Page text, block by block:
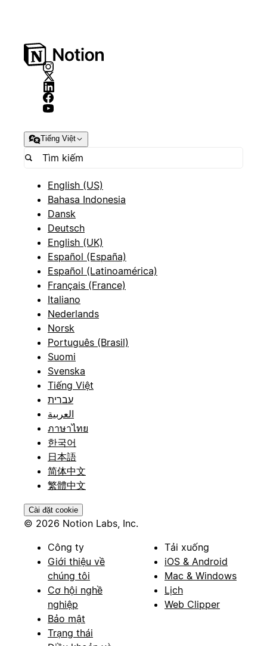
Tiếng Việt
English (US)
Bahasa Indonesia
Dansk
Deutsch
English (UK)
Español (España)
Español (Latinoamérica)
Français (France)
Italiano
Nederlands
Norsk
Português (Brasil)
Suomi
Svenska
Tiếng Việt
עברית
العربية
ภาษาไทย
한국어
日本語
简体中文
繁體中文
Cài đặt cookie
© 2026 Notion Labs, Inc.
Công ty
Giới thiệu về
chúng tôi
Cơ hội nghề
nghiệp
Bảo mật
Trạng thái
Tải xuống
iOS & Android
Mac & Windows
Lịch
Web Clipper